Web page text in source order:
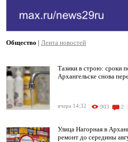
Общество | Лента новостей
Тазики в строю: сроки
Архангельске снова
вчера 14:32 903 2
Улица Нагорная в
ремонт до середины